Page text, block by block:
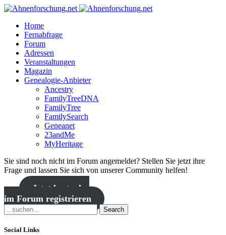
Home
Fernabfrage
Forum
Adressen
Veranstaltungen
Magazin
Genealogie-Anbieter
Ancestry
FamilyTreeDNA
FamilyTree
FamilySearch
Geneanet
23andMe
MyHeritage
Sie sind noch nicht im Forum angemeldet? Stellen Sie jetzt ihre
Frage und lassen Sie sich von unserer Community helfen!
Jetzt kostenlos
im Forum registrieren
Search
Social Links